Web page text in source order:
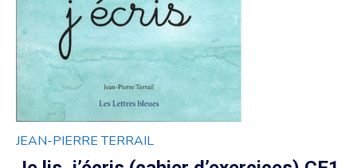
JEAN-PIERRE TERRAIL